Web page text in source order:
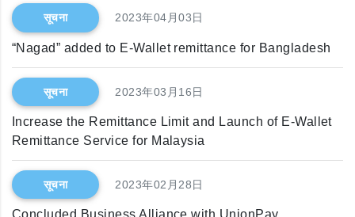
सूचना 2023年04月03日
“Nagad” added to E-Wallet remittance for Bangladesh
सूचना 2023年03月16日
Increase the Remittance Limit and Launch of E-Wallet
Remittance Service for Malaysia
सूचना 2023年02月28日